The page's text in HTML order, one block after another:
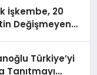
İşkembe, 20
Değişmeyen
Türkiye’yi
Tanıtmayı